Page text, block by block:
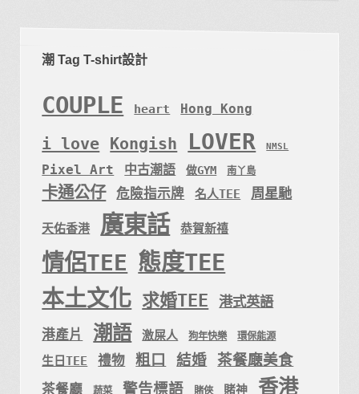
潮 Tag T-shirt設計
COUPLE heart Hong Kong
i love Kongish LOVER NMSL
Pixel Art 中古潮語 做GYM 南丫島
卡通公仔 危險指示牌 名人TEE 周星馳
天佑香港 廣東話 恭賀新禧
情侶TEE 態度TEE
本土文化 求婚TEE 港式英語
港產片 潮語 激屎人 狗年快樂 環保能源
生日TEE 禮物 粗口 結婚 茶餐廰美食
茶餐廳 蔬菜 警告標語 賭俠 賭神 香港